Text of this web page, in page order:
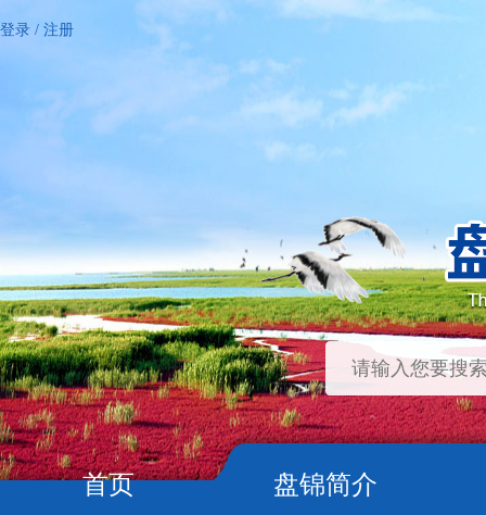
登录 / 注册
首页 盘锦简介